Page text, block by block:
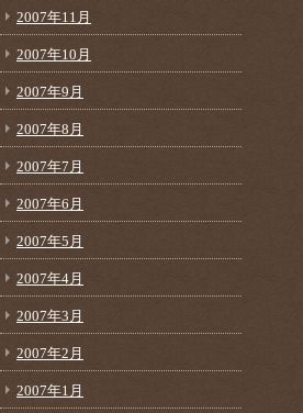
2007年11月
2007年10月
2007年9月
2007年8月
2007年7月
2007年6月
2007年5月
2007年4月
2007年3月
2007年2月
2007年1月